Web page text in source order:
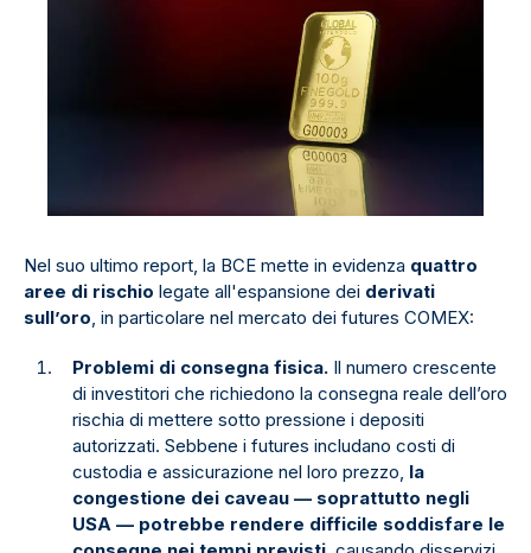
Nel suo ultimo report, la BCE mette in evidenza quattro
aree di rischio legate all'espansione dei derivati
sull’oro, in particolare nel mercato dei futures COMEX:
Problemi di consegna fisica. Il numero crescente
di investitori che richiedono la consegna reale dell’oro
rischia di mettere sotto pressione i depositi
autorizzati. Sebbene i futures includano costi di
custodia e assicurazione nel loro prezzo, la
congestione dei caveau — soprattutto negli
USA — potrebbe rendere difficile soddisfare le